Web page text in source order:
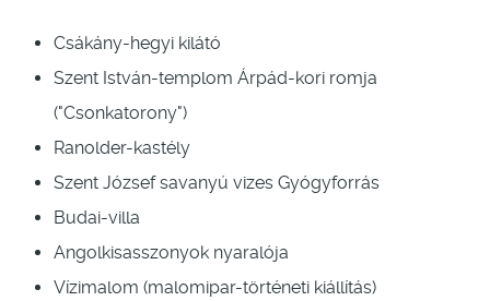
Csákány-hegyi kilátó
Szent István-templom Árpád-kori romja
("Csonkatorony")
Ranolder-kastély
Szent József savanyú vizes Gyógyforrás
Budai-villa
Angolkisasszonyok nyaralója
Vízimalom (malomipar-történeti kiállítás)